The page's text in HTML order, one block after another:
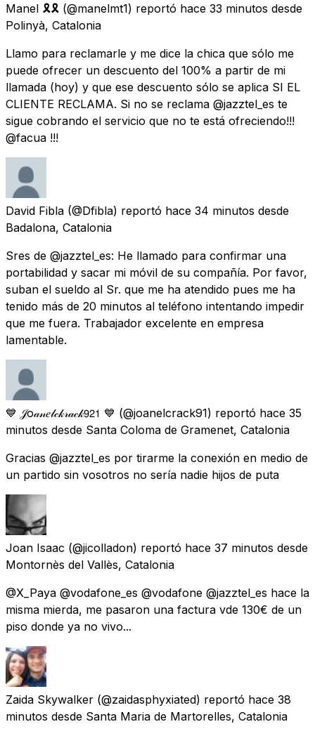
Manel 🎗🎗 (@manelmt1) reportó hace 33 minutos desde
Polinyà, Catalonia
Llamo para reclamarle y me dice la chica que sólo me
puede ofrecer un descuento del 100% a partir de mi
llamada (hoy) y que ese descuento sólo se aplica SI EL
CLIENTE RECLAMA. Si no se reclama @jazztel_es te
sigue cobrando el servicio que no te está ofreciendo!!!
@facua !!!
David Fibla (@Dfibla) reportó hace 34 minutos desde
Badalona, Catalonia
Sres de @jazztel_es: He llamado para confirmar una
portabilidad y sacar mi móvil de su compañía. Por favor,
suban el sueldo al Sr. que me ha atendido pues me ha
tenido más de 20 minutos al teléfono intentando impedir
que me fuera. Trabajador excelente en empresa
lamentable.
💙 𝒥o𝒶𝓃𝑒𝓁𝒸𝓀𝓇𝒶𝒸𝓀𝟫𝟤𝟣 💙 (@joanelcrack91) reportó hace 35
minutos desde Santa Coloma de Gramenet, Catalonia
Gracias @jazztel_es por tirarme la conexión en medio de
un partido sin vosotros no sería nadie hijos de puta
Joan Isaac (@jicolladon) reportó hace 37 minutos desde
Montornès del Vallès, Catalonia
@X_Paya @vodafone_es @vodafone @jazztel_es hace la
misma mierda, me pasaron una factura vde 130€ de un
piso donde ya no vivo...
Zaida Skywalker (@zaidasphyxiated) reportó hace 38
minutos desde Santa Maria de Martorelles, Catalonia